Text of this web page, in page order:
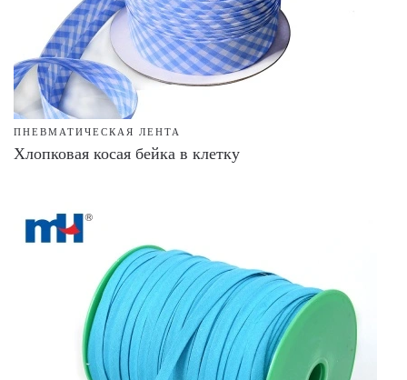
ПНЕВМАТИЧЕСКАЯ ЛЕНТА
Хлопковая косая бейка в клетку